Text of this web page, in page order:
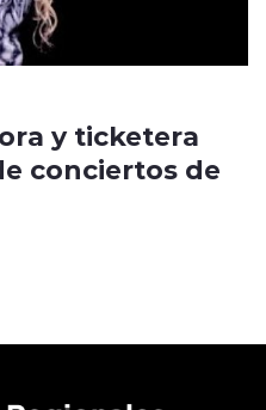
y ticketera
conciertos de